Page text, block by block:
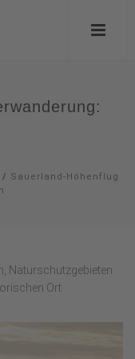
/ Sauerland-Höhenflug
Naturschutzgebieten
Ort